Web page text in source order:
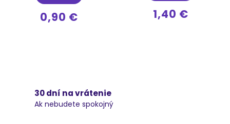
0,90 € 1,40 €
30 dní na vrátenie
Ak nebudete spokojný